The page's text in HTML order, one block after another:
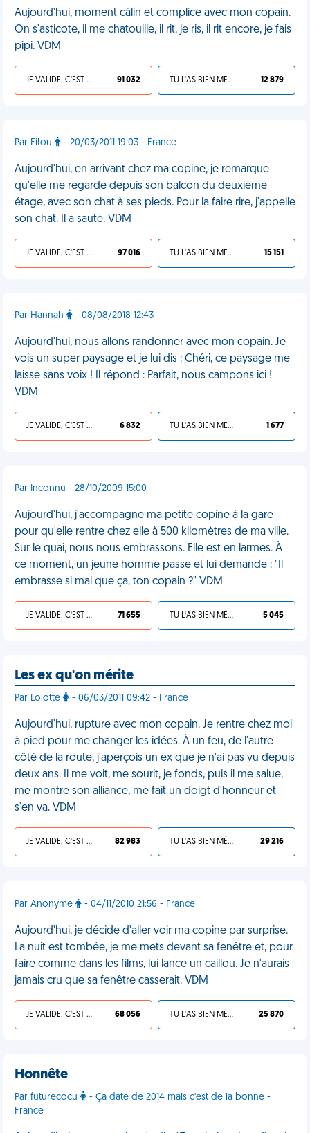
Aujourd'hui, moment câlin et complice avec mon copain.
On s'asticote, il me chatouille, il rit, je ris, il rit encore, je fais
pipi. VDM
JE VALIDE, C'EST UNE VDM 91 032 TU L'AS BIEN MÉRITÉ 12 879
Par Fitou - 20/03/2011 19:03 - France
Aujourd'hui, en arrivant chez ma copine, je remarque
qu'elle me regarde depuis son balcon du deuxième
étage, avec son chat à ses pieds. Pour la faire rire, j'appelle
son chat. Il a sauté. VDM
JE VALIDE, C'EST UNE VDM 97 016 TU L'AS BIEN MÉRITÉ 15 151
Par Hannah - 08/08/2018 12:43
Aujourd'hui, nous allons randonner avec mon copain. Je
vois un super paysage et je lui dis : Chéri, ce paysage me
laisse sans voix ! Il répond : Parfait, nous campons ici !
VDM
JE VALIDE, C'EST UNE VDM 6 832 TU L'AS BIEN MÉRITÉ 1 677
Par Inconnu - 28/10/2009 15:00
Aujourd'hui, j'accompagne ma petite copine à la gare
pour qu'elle rentre chez elle à 500 kilomètres de ma ville.
Sur le quai, nous nous embrassons. Elle est en larmes. À
ce moment, un jeune homme passe et lui demande : "Il
embrasse si mal que ça, ton copain ?" VDM
JE VALIDE, C'EST UNE VDM 71 655 TU L'AS BIEN MÉRITÉ 5 045
Les ex qu'on mérite
Par Lolotte - 06/03/2011 09:42 - France
Aujourd'hui, rupture avec mon copain. Je rentre chez moi
à pied pour me changer les idées. À un feu, de l'autre
côté de la route, j'aperçois un ex que je n'ai pas vu depuis
deux ans. Il me voit, me sourit, je fonds, puis il me salue,
me montre son alliance, me fait un doigt d'honneur et
s'en va. VDM
JE VALIDE, C'EST UNE VDM 82 983 TU L'AS BIEN MÉRITÉ 29 216
Par Anonyme - 04/11/2010 21:56 - France
Aujourd'hui, je décide d'aller voir ma copine par surprise.
La nuit est tombée, je me mets devant sa fenêtre et, pour
faire comme dans les films, lui lance un caillou. Je n'aurais
jamais cru que sa fenêtre casserait. VDM
JE VALIDE, C'EST UNE VDM 68 056 TU L'AS BIEN MÉRITÉ 25 870
Honnête
Par futurecocu
- Ça date de 2014 mais c'est de la bonne -
France